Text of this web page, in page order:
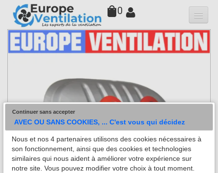
0
Qui sommes-nous
Variateurs
Accessoires
Filtres
Faq
Continuer sans accepter
AVEC OU SANS COOKIES, ... C'est vous qui décidez
Nous et nos 4 partenaires utilisons des cookies nécessaires à
son fonctionnement, ainsi que des cookies et technologies
similaires qui nous aident à améliorer votre expérience sur
notre site. Vous pouvez modifier votre choix à tout moment.